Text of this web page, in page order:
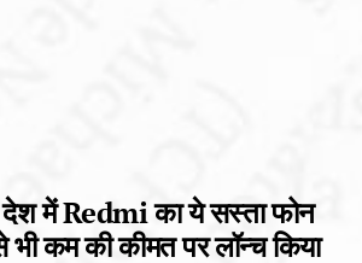
देश में Redmi का ये सस्ता फोन
कम की कीमत पर लॉन्च किया